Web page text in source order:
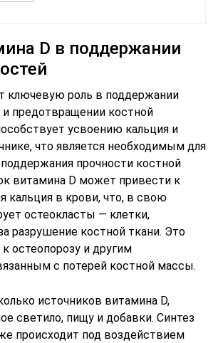
D в поддержании
ключевую роль в поддержании
и предотвращении костной
усвоению кальция и
что является необходимым для
прочности костной
витамина D может привести к
кальция в крови, что, в свою
остеокласты — клетки,
разрушение костной ткани. Это
остеопорозу и другим
с потерей костной массы.
источников витамина D,
светило, пищу и добавки. Синтез
происходит под воздействием